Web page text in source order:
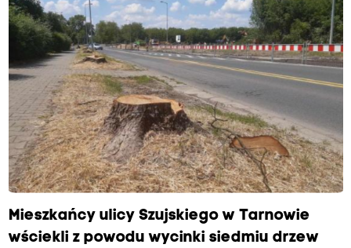
Mieszkańcy ulicy Szujskiego w Tarnowie
wściekli z powodu wycinki siedmiu drzew